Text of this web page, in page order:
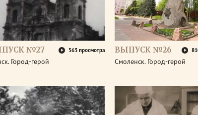
№27 563 просмотра
Город-герой
ВЫПУСК №26
Смоленск. Город-герой